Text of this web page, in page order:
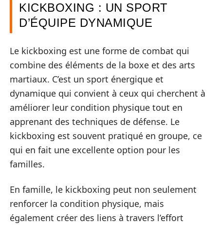
KICKBOXING : UN SPORT
D’ÉQUIPE DYNAMIQUE
Le kickboxing est une forme de combat qui
combine des éléments de la boxe et des arts
martiaux. C’est un sport énergique et
dynamique qui convient à ceux qui cherchent à
améliorer leur condition physique tout en
apprenant des techniques de défense. Le
kickboxing est souvent pratiqué en groupe, ce
qui en fait une excellente option pour les
familles.
En famille, le kickboxing peut non seulement
renforcer la condition physique, mais
également créer des liens à travers l’effort